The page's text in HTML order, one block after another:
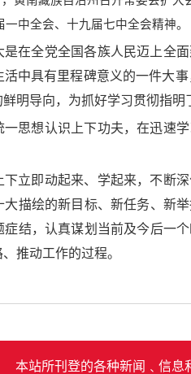
中全会、十九届七中全会精神。
是在全党全国各族人民迈上全
中具有里程碑意义的一件大
明导向，为抓好学习贯彻指明
思想认识上下功夫，在迅速
立即动起来、学起来，不断
大描绘的新目标、新任务、新
结，认真谋划当前及今后一
推动工作的过程。
本站所刊登的各种新闻﹑信息